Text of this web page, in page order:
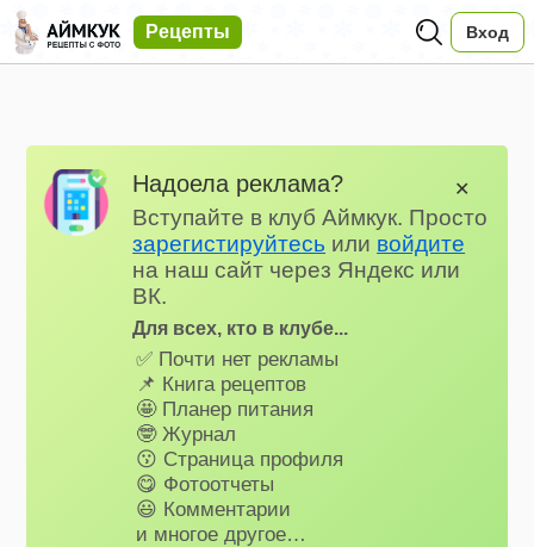
Рецепты Вход
Надоела реклама?
Вступайте в клуб Аймкук. Просто
зарегистируйтесь или войдите
на наш сайт через Яндекс или
ВК.
Для всех, кто в клубе...
✅ Почти нет рекламы
📌 Книга рецептов
🤩 Планер питания
🤓 Журнал
😗 Страница профиля
😋 Фотоотчеты
😃 Комментарии
и многое другое…
✕